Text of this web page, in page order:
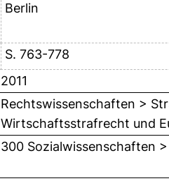
Berlin
S. 763-778
2011
Rechtswissenschaften >
Wirtschaftsstrafrecht und
300 Sozialwissenschaften